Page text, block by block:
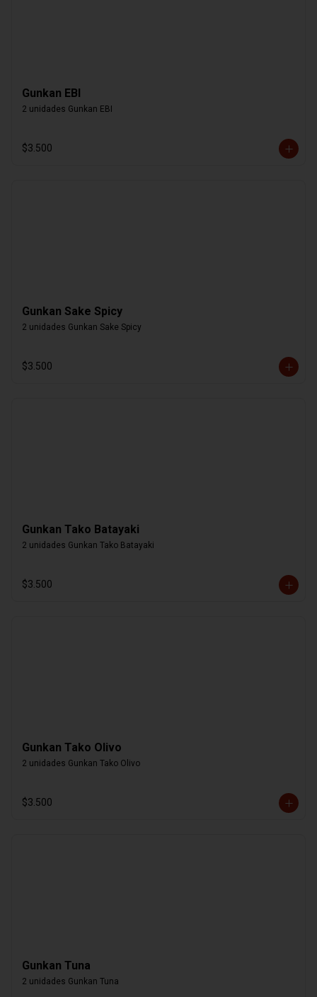
Gunkan EBI
2 unidades Gunkan EBI
$3.500
Gunkan Sake Spicy
2 unidades Gunkan Sake Spicy
$3.500
Gunkan Tako Batayaki
2 unidades Gunkan Tako Batayaki
$3.500
Gunkan Tako Olivo
2 unidades Gunkan Tako Olivo
$3.500
Gunkan Tuna
2 unidades Gunkan Tuna